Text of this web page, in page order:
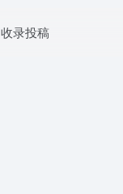
收录投稿